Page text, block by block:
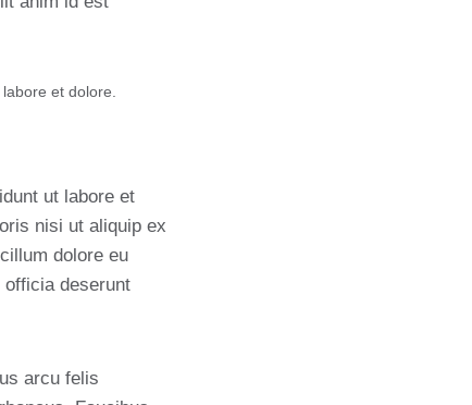
et dolore.
ut labore et
nisi ut aliquip ex
dolore eu
deserunt
arcu felis